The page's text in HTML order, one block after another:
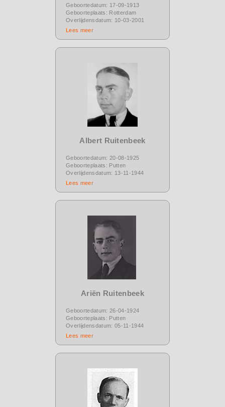
Geboortedatum: 17-09-1913
Geboorteplaats: Rotterdam
Overlijdensdatum: 10-03-2001
Lees meer
Albert Ruitenbeek
Geboortedatum: 20-08-1925
Geboorteplaats: Putten
Overlijdensdatum: 13-11-1944
Lees meer
Ariën Ruitenbeek
Geboortedatum: 26-04-1924
Geboorteplaats: Putten
Overlijdensdatum: 05-11-1944
Lees meer